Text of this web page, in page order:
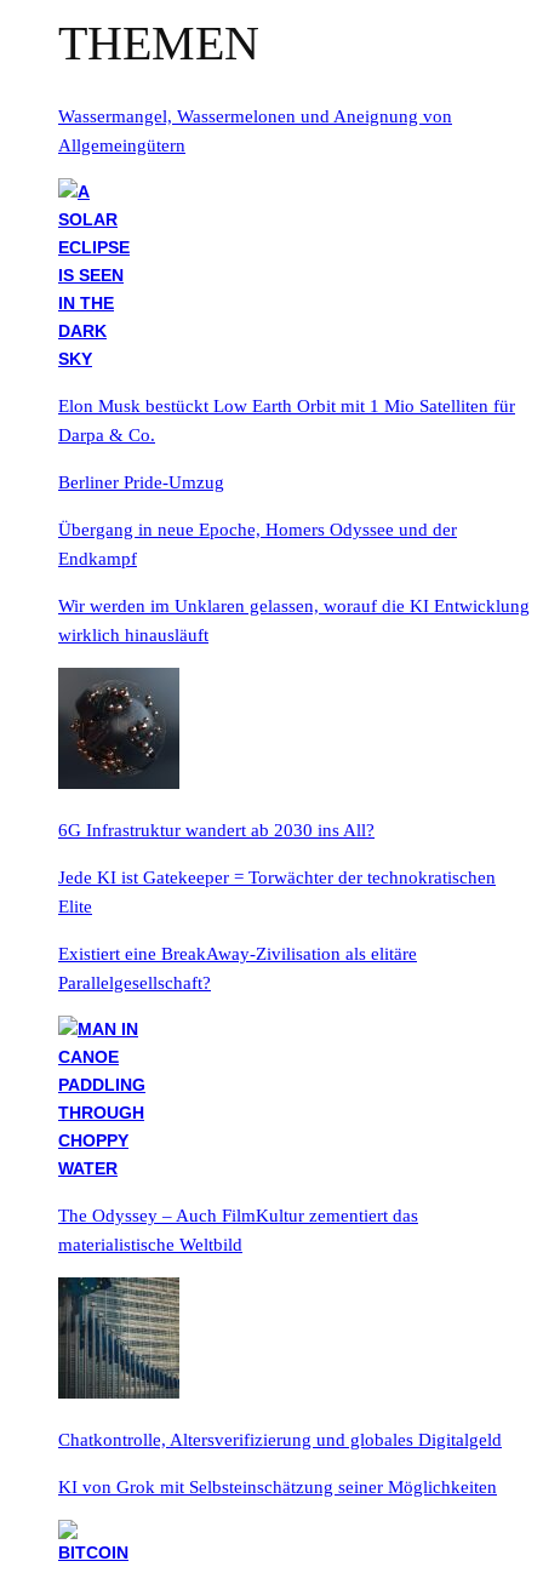
THEMEN
Wassermangel, Wassermelonen und Aneignung von
Allgemeingütern
Elon Musk bestückt Low Earth Orbit mit 1 Mio Satelliten für
Darpa & Co.
Berliner Pride-Umzug
Übergang in neue Epoche, Homers Odyssee und der
Endkampf
Wir werden im Unklaren gelassen, worauf die KI Entwicklung
wirklich hinausläuft
6G Infrastruktur wandert ab 2030 ins All?
Jede KI ist Gatekeeper = Torwächter der technokratischen
Elite
Existiert eine BreakAway-Zivilisation als elitäre
Parallelgesellschaft?
The Odyssey – Auch FilmKultur zementiert das
materialistische Weltbild
Chatkontrolle, Altersverifizierung und globales Digitalgeld
KI von Grok mit Selbsteinschätzung seiner Möglichkeiten